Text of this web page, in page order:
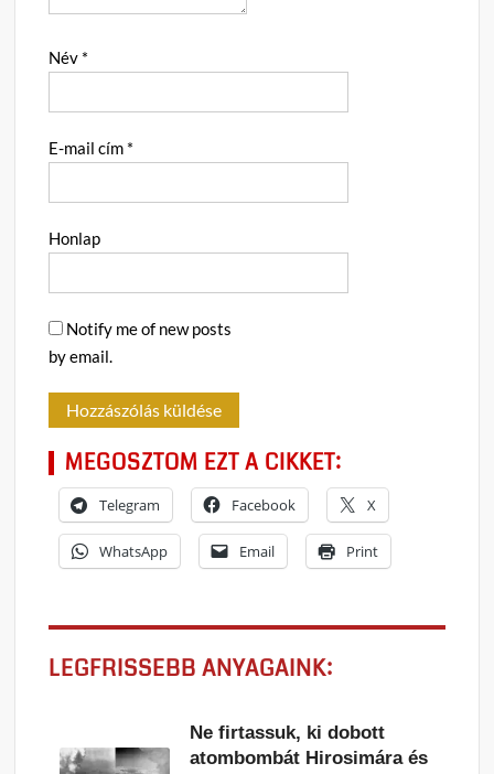
Név *
E-mail cím *
Honlap
Notify me of new posts
by email.
MEGOSZTOM EZT A CIKKET:
Telegram Facebook X
WhatsApp Email Print
LEGFRISSEBB ANYAGAINK:
Ne firtassuk, ki dobott
atombombát Hirosimára és